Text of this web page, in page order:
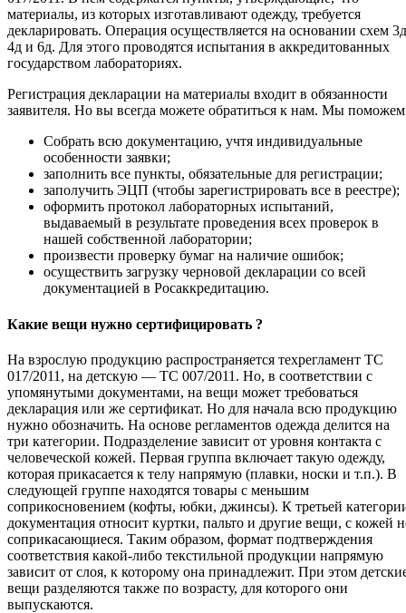
материалы, из которых изготавливают одежду, требуется
декларировать. Операция осуществляется на основании схем
4д и 6д. Для этого проводятся испытания в аккредитованных
государством лабораториях.
Регистрация декларации на материалы входит в обязанности
заявителя. Но вы всегда можете обратиться к нам. Мы
Собрать всю документацию, учтя индивидуальные
особенности заявки;
заполнить все пункты, обязательные для регистрации;
заполучить ЭЦП (чтобы зарегистрировать все в реестре);
оформить протокол лабораторных испытаний,
выдаваемый в результате проведения всех проверок в
нашей собственной лаборатории;
произвести проверку бумаг на наличие ошибок;
осуществить загрузку черновой декларации со всей
документацией в Росаккредитацию.
Какие вещи нужно сертифицировать ?
На взрослую продукцию распространяется техрегламент ТС
017/2011, на детскую — ТС 007/2011. Но, в соответствии с
упомянутыми документами, на вещи может требоваться
декларация или же сертификат. Но для начала всю продукцию
нужно обозначить. На основе регламентов одежда делится на
три категории. Подразделение зависит от уровня контакта с
человеческой кожей. Первая группа включает такую одежду,
которая прикасается к телу напрямую (плавки, носки и т.п.). В
следующей группе находятся товары с меньшим
соприкосновением (кофты, юбки, джинсы). К третьей
документация относит куртки, пальто и другие вещи, с кожей
соприкасающиеся. Таким образом, формат подтверждения
соответствия какой-либо текстильной продукции напрямую
зависит от слоя, к которому она принадлежит. При этом
вещи разделяются также по возрасту, для которого они
выпускаются.